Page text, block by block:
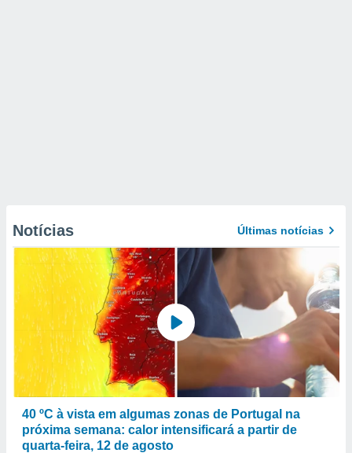
Notícias Últimas notícias
40 ºC à vista em algumas zonas de Portugal na
próxima semana: calor intensificará a partir de
quarta-feira, 12 de agosto